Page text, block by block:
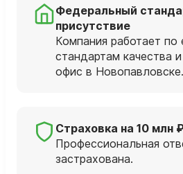
Федеральный
присутствие
Компания работает по
стандартам качества
офис в Новопавловске.
Страховка на 10 млн
Профессиональная
застрахована.